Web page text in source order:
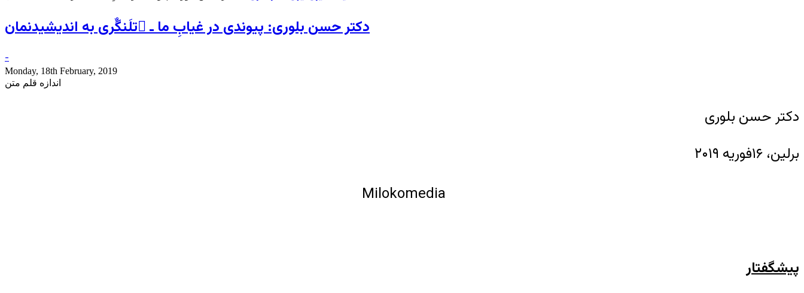
دکتر حسن بلوری: پیوندی در غیابِ ما ـ َتلَنگٌری به اندیشیدنمان
-
Monday, 18th February, 2019
اندازه قلم متن
دکتر حسن بلوری
برلین، ۱۶فوریه ۲۰۱۹
Milokomedia
پیشگفتار